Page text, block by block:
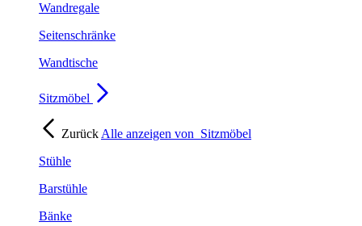
Wandregale
Seitenschränke
Wandtische
Sitzmöbel
Zurück Alle anzeigen von Sitzmöbel
Stühle
Barstühle
Bänke